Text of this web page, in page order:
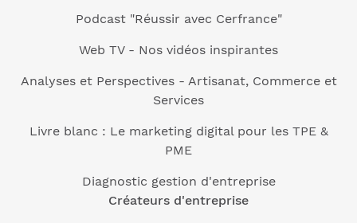
Podcast "Réussir avec Cerfrance"
Web TV - Nos vidéos inspirantes
Analyses et Perspectives - Artisanat, Commerce et
Services
Livre blanc : Le marketing digital pour les TPE &
PME
Diagnostic gestion d'entreprise
Créateurs d'entreprise